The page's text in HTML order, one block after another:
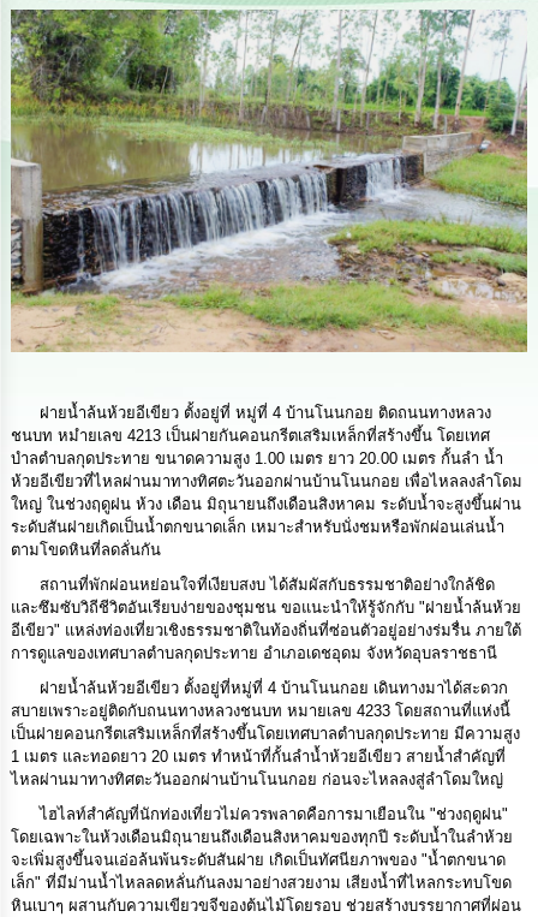
การ
เงิน
การ
คลัง
นโยบาย
No
Gift
Policy
การ
ดำเนิน
การ
เพื่อ
ป้องกัน
ทุจริต
มาตรการ
ส่ง
เสริม
คุณธรรม
และ
ความ
โปร่งใส
ร้อง
เรียน
ร้อง
ทุกข์
e-
Service
กิจการ
สภา
ฝายน้ำล้นห้วยอีเขียว ตั้งอยู่ที่ หมู่ที่ 4 บ้านโนนกอย ติดถนนทางหลวง
ชนบท หมํายเลข 4213 เป็นฝายกันคอนกรีตเสริมเหล็กที่สร้างขึ้น โดยเทศ
บําลตําบลกุดประทาย ขนาดความสูง 1.00 เมตร ยาว 20.00 เมตร กั้นลํา น้ำ
ห้วยอีเขียวที่ไหลผ่านมาทางทิศตะวันออกผ่านบ้านโนนกอย เพื่อไหลลงลําโดม
ใหญ่ ในช่วงฤดูฝน ห้วง เดือน มิถุนายนถึงเดือนสิงหาคม ระดับน้ำจะสูงขึ้นผ่าน
ระดับสันฝายเกิดเป็นน้ำตกขนาดเล็ก เหมาะสําหรับนั่งชมหรือพักผ่อนเล่นน้ำ
ตามโขดหินที่ลดลั่นกัน
สถานที่พักผ่อนหย่อนใจที่เงียบสงบ ได้สัมผัสกับธรรมชาติอย่างใกล้ชิด
และซึมซับวิถีชีวิตอันเรียบง่ายของชุมชน ขอแนะนำให้รู้จักกับ "ฝายน้ำล้นห้วย
อีเขียว" แหล่งท่องเที่ยวเชิงธรรมชาติในท้องถิ่นที่ซ่อนตัวอยู่อย่างร่มรื่น ภายใต้
การดูแลของเทศบาลตำบลกุดประทาย อำเภอเดชอุดม จังหวัดอุบลราชธานี
ฝายน้ำล้นห้วยอีเขียว ตั้งอยู่ที่หมู่ที่ 4 บ้านโนนกอย เดินทางมาได้สะดวก
สบายเพราะอยู่ติดกับถนนทางหลวงชนบท หมายเลข 4233 โดยสถานที่แห่งนี้
เป็นฝายคอนกรีตเสริมเหล็กที่สร้างขึ้นโดยเทศบาลตำบลกุดประทาย มีความสูง
1 เมตร และทอดยาว 20 เมตร ทำหน้าที่กั้นลำน้ำห้วยอีเขียว สายน้ำสำคัญที่
ไหลผ่านมาทางทิศตะวันออกผ่านบ้านโนนกอย ก่อนจะไหลลงสู่ลำโดมใหญ่
ไฮไลท์สำคัญที่นักท่องเที่ยวไม่ควรพลาดคือการมาเยือนใน "ช่วงฤดูฝน"
โดยเฉพาะในห้วงเดือนมิถุนายนถึงเดือนสิงหาคมของทุกปี ระดับน้ำในลำห้วย
จะเพิ่มสูงขึ้นจนเอ่อล้นพ้นระดับสันฝาย เกิดเป็นทัศนียภาพของ "น้ำตกขนาด
เล็ก" ที่มีม่านน้ำไหลลดหลั่นกันลงมาอย่างสวยงาม เสียงน้ำที่ไหลกระทบโขด
หินเบาๆ ผสานกับความเขียวขจีของต้นไม้โดยรอบ ช่วยสร้างบรรยากาศที่ผ่อน